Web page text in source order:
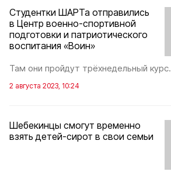
Студентки ШАРТа отправились
в Центр военно-спортивной
подготовки и патриотического
воспитания «Воин»
Там они пройдут трёхнедельный курс.
2 августа 2023, 10:24
Шебекинцы смогут временно
взять детей-сирот в свои семьи